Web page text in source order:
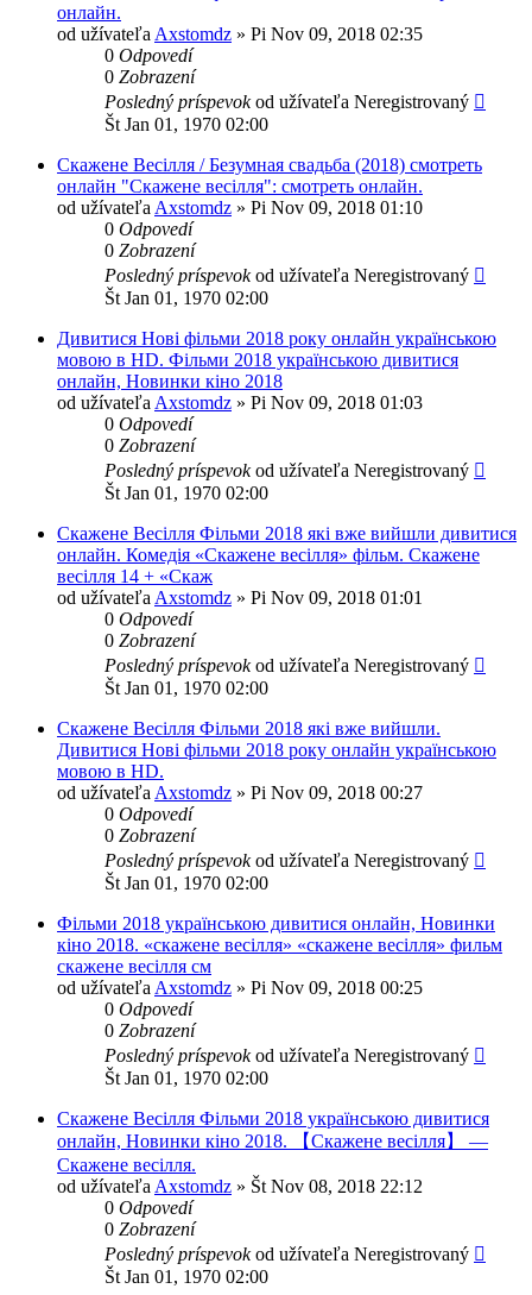
онлайн.
od užívateľa Axstomdz » Pi Nov 09, 2018 02:35
0 Odpovedí
0 Zobrazení
Posledný príspevokod užívateľa Neregistrovaný
Št Jan 01, 1970 02:00
Скажене Весілля / Безумная свадьба (2018) смотреть
онлайн "Скажене весілля": смотреть онлайн.
od užívateľa Axstomdz » Pi Nov 09, 2018 01:10
0 Odpovedí
0 Zobrazení
Posledný príspevokod užívateľa Neregistrovaný
Št Jan 01, 1970 02:00
Дивитися Нові фільми 2018 року онлайн українською
мовою в HD. Фільми 2018 українською дивитися
онлайн, Новинки кіно 2018
od užívateľa Axstomdz » Pi Nov 09, 2018 01:03
0 Odpovedí
0 Zobrazení
Posledný príspevokod užívateľa Neregistrovaný
Št Jan 01, 1970 02:00
Скажене Весілля Фільми 2018 які вже вийшли дивитися
онлайн. Комедія «Скажене весілля» фільм. Скажене
весілля 14 + «Скаж
od užívateľa Axstomdz » Pi Nov 09, 2018 01:01
0 Odpovedí
0 Zobrazení
Posledný príspevokod užívateľa Neregistrovaný
Št Jan 01, 1970 02:00
Скажене Весілля Фільми 2018 які вже вийшли.
Дивитися Нові фільми 2018 року онлайн українською
мовою в HD.
od užívateľa Axstomdz » Pi Nov 09, 2018 00:27
0 Odpovedí
0 Zobrazení
Posledný príspevokod užívateľa Neregistrovaný
Št Jan 01, 1970 02:00
Фільми 2018 українською дивитися онлайн, Новинки
кіно 2018. «скажене весілля» «скажене весілля» фильм
скажене весілля см
od užívateľa Axstomdz » Pi Nov 09, 2018 00:25
0 Odpovedí
0 Zobrazení
Posledný príspevokod užívateľa Neregistrovaný
Št Jan 01, 1970 02:00
Скажене Весілля Фільми 2018 українською дивитися
онлайн, Новинки кіно 2018. 【Скажене весілля】 —
Скажене весілля.
od užívateľa Axstomdz » Št Nov 08, 2018 22:12
0 Odpovedí
0 Zobrazení
Posledný príspevokod užívateľa Neregistrovaný
Št Jan 01, 1970 02:00